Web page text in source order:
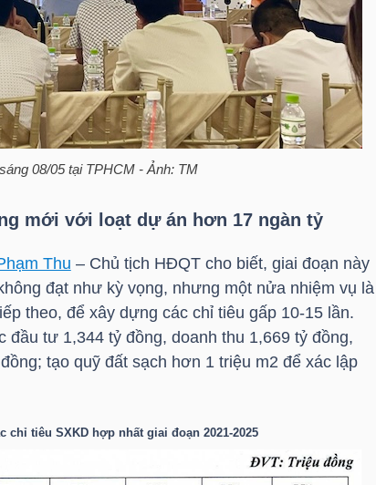
sáng 08/05 tại TPHCM - Ảnh: TM
mới với loạt dự án hơn 17 ngàn tỷ
Thu – Chủ tịch HĐQT cho biết, giai đoạn này
đạt như kỳ vọng, nhưng một nửa nhiệm vụ là
theo, để xây dựng các chỉ tiêu gấp 10-15 lần.
đầu tư 1,344 tỷ đồng, doanh thu 1,669 tỷ đồng,
tạo quỹ đất sạch hơn 1 triệu m2 để xác lập
chỉ tiêu SXKD hợp nhất giai đoạn 2021-2025